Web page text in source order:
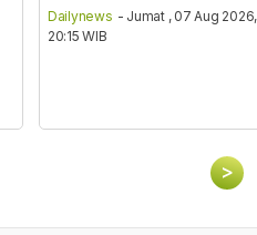
Dailynews - Jumat , 07 Aug 2026,
20:15 WIB
>